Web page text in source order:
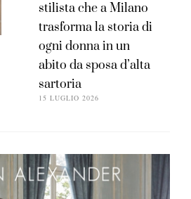
stilista che a Milano
trasforma la storia di
ogni donna in un
abito da sposa d’alta
sartoria
15 LUGLIO 2026